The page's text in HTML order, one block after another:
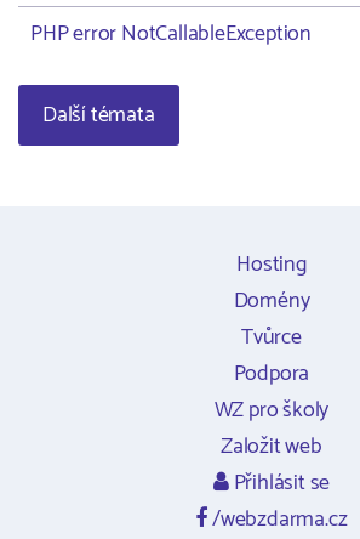
PHP error NotCallableException
Další témata
Hosting
Domény
Tvůrce
Podpora
WZ pro školy
Založit web
Přihlásit se
/webzdarma.cz